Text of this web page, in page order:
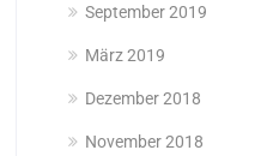
September 2019
März 2019
Dezember 2018
November 2018